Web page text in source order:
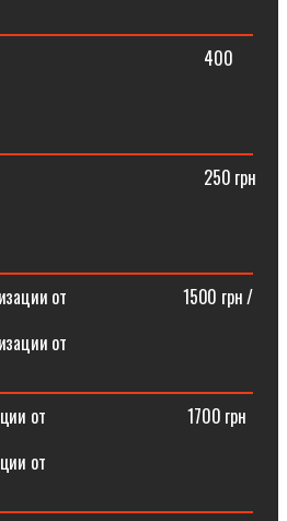
от⠀⠀⠀⠀⠀⠀⠀⠀⠀⠀⠀⠀⠀⠀⠀⠀400
от⠀⠀⠀⠀⠀⠀⠀⠀⠀⠀⠀⠀⠀⠀⠀⠀250 грн
от⠀⠀⠀⠀⠀⠀⠀⠀⠀1500 грн /
от
от⠀⠀⠀⠀⠀⠀⠀⠀⠀⠀⠀1700 грн
от